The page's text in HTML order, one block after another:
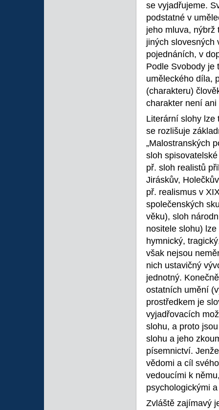
se vyjadřujeme.
podstatné v
jeho mluva, nýbrž
jiných slovesných
pojednáních, v
Podle Svobody je
uměleckého díla,
(charakteru)
charakter není
Literární slohy
se rozlišuje
„Malostranských
sloh
př. sloh realistů
Jiráskův,
př. realismus v
společenských
věku), sloh
nositele slohu)
hymnický,
však nejsou
nich ustavičný
jednotný.
ostatních umění
prostředkem je
vyjadřovacích
slohu, a proto
slohu a jeho
písemnictví.
vědomi a cíl
vedoucími k
psychologickými
Zvláště zajímavý